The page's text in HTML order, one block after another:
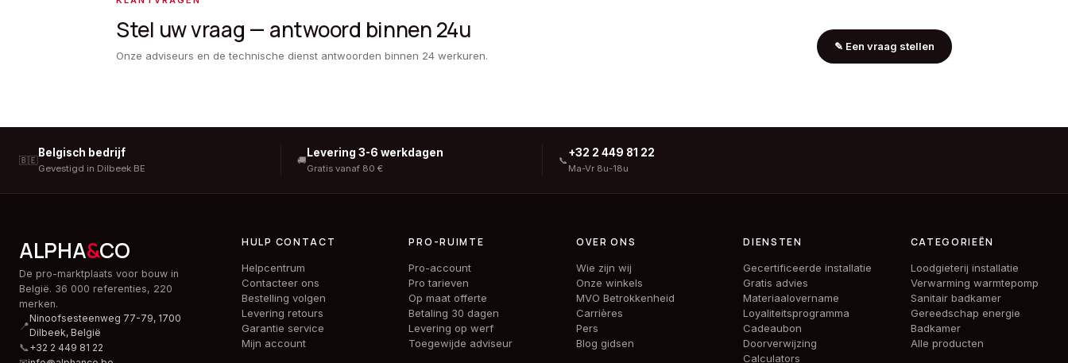
Stel uw vraag — antwoord binnen 24u
Onze adviseurs en de technische dienst antwoorden binnen 24 werkuren.
✎ Een vraag stellen
🇧🇪
Belgisch bedrijf
Gevestigd in Dilbeek BE
🚚
Levering 3-6 werkdagen
Gratis vanaf 80 €
📞
+32 2 449 81 22
Ma-Vr 8u-18u
ALPHA&CO
De pro-marktplaats voor bouw in
België. 36 000 referenties, 220
merken.
📍
Ninoofsesteenweg 77-79, 1700
Dilbeek, België
📞+32 2 449 81 22
HULP CONTACT
Helpcentrum
Contacteer ons
Bestelling volgen
Levering retours
Garantie service
Mijn account
PRO-RUIMTE
Pro-account
Pro tarieven
Op maat offerte
Betaling 30 dagen
Levering op werf
Toegewijde adviseur
OVER ONS
Wie zijn wij
Onze winkels
MVO Betrokkenheid
Carrières
Pers
Blog gidsen
DIENSTEN
Gecertificeerde installatie
Gratis advies
Materiaalovername
Loyaliteitsprogramma
Cadeaubon
Doorverwijzing
Calculators
CATEGORIEËN
Loodgieterij installatie
Verwarming warmtepomp
Sanitair badkamer
Gereedschap energie
Badkamer
Alle producten